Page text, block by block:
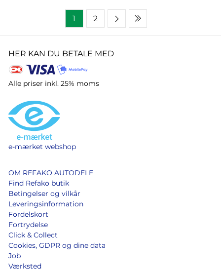
1 2
HER KAN DU BETALE MED
Alle priser inkl. 25% moms
e-mærket webshop
OM REFAKO AUTODELE
Find Refako butik
Betingelser og vilkår
Leveringsinformation
Fordelskort
Fortrydelse
Click & Collect
Cookies, GDPR og dine data
Job
Værksted